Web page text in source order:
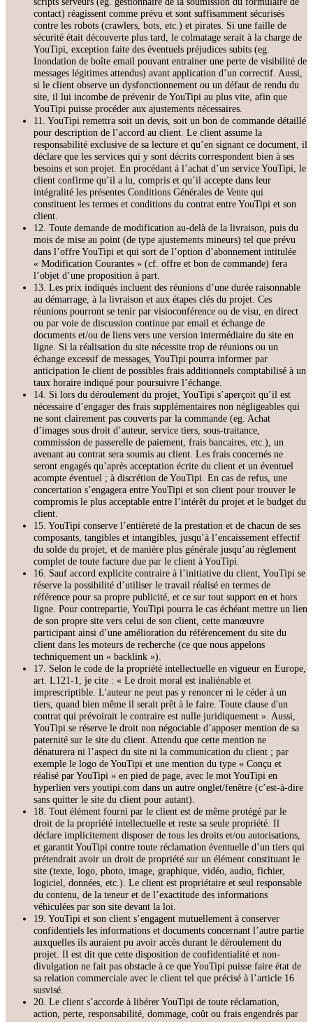
contact) réagissent comme prévu et sont suffisamment sécurisés
contre les robots (crawlers, bots, etc.) et pirates. Si une faille de
sécurité était découverte plus tard, le colmatage serait à la charge de
YouTipi, exception faite des éventuels préjudices subits (eg.
Inondation de boîte email pouvant entrainer une perte de visibilité de
messages légitimes attendus) avant application d’un correctif. Aussi,
si le client observe un dysfonctionnement ou un défaut de rendu du
site, il lui incombe de prévenir de YouTipi au plus vite, afin que
YouTipi puisse procéder aux ajustements nécessaires.
11. YouTipi remettra soit un devis, soit un bon de commande détaillé
pour description de l’accord au client. Le client assume la
responsabilité exclusive de sa lecture et qu’en signant ce document, il
déclare que les services qui y sont décrits correspondent bien à ses
besoins et son projet. En procédant à l’achat d’un service YouTipi, le
client confirme qu’il a lu, compris et qu’il accepte dans leur
intégralité les présentes Conditions Générales de Vente qui
constituent les termes et conditions du contrat entre YouTipi et son
client.
12. Toute demande de modification au-delà de la livraison, puis du
mois de mise au point (de type ajustements mineurs) tel que prévu
dans l’offre YouTipi et qui sort de l’option d’abonnement intitulée
« Modification Courantes » (cf. offre et bon de commande) fera
l’objet d’une proposition à part.
13. Les prix indiqués incluent des réunions d’une durée raisonnable
au démarrage, à la livraison et aux étapes clés du projet. Ces
réunions pourront se tenir par visioconférence ou de visu, en direct
ou par voie de discussion continue par email et échange de
documents et/ou de liens vers une version intermédiaire du site en
ligne. Si la réalisation du site nécessite trop de réunions ou un
échange excessif de messages, YouTipi pourra informer par
anticipation le client de possibles frais additionnels comptabilisé à un
taux horaire indiqué pour poursuivre l’échange.
14. Si lors du déroulement du projet, YouTipi s’aperçoit qu’il est
nécessaire d’engager des frais supplémentaires non négligeables qui
ne sont clairement pas couverts par la commande (eg. Achat
d’images sous droit d’auteur, service tiers, sous-traitance,
commission de passerelle de paiement, frais bancaires, etc.), un
avenant au contrat sera soumis au client. Les frais concernés ne
seront engagés qu’après acceptation écrite du client et un éventuel
acompte éventuel ; à discrétion de YouTipi. En cas de refus, une
concertation s’engagera entre YouTipi et son client pour trouver le
compromis le plus acceptable entre l’intérêt du projet et le budget du
client.
15. YouTipi conserve l’entièreté de la prestation et de chacun de ses
composants, tangibles et intangibles, jusqu’à l’encaissement effectif
du solde du projet, et de manière plus générale jusqu’au règlement
complet de toute facture due par le client à YouTipi.
16. Sauf accord explicite contraire à l’initiative du client, YouTipi se
réserve la possibilité d’utiliser le travail réalisé en termes de
référence pour sa propre publicité, et ce sur tout support en et hors
ligne. Pour contrepartie, YouTipi pourra le cas échéant mettre un lien
de son propre site vers celui de son client, cette manœuvre
participant ainsi d’une amélioration du référencement du site du
client dans les moteurs de recherche (ce que nous appelons
techniquement un « backlink »).
17. Selon le code de la propriété intellectuelle en vigueur en Europe,
art. L121-1, je cite : « Le droit moral est inaliénable et
imprescriptible. L'auteur ne peut pas y renoncer ni le céder à un
tiers, quand bien même il serait prêt à le faire. Toute clause d'un
contrat qui prévoirait le contraire est nulle juridiquement ». Aussi,
YouTipi se réserve le droit non négociable d’apposer mention de sa
paternité sur le site du client. Attendu que cette mention ne
dénaturera ni l’aspect du site ni la communication du client ; par
exemple le logo de YouTipi et une mention du type « Conçu et
réalisé par YouTipi » en pied de page, avec le mot YouTipi en
hyperlien vers youtipi.com dans un autre onglet/fenêtre (c’est-à-dire
sans quitter le site du client pour autant).
18. Tout élément fourni par le client est de même protégé par le
droit de la propriété intellectuelle et reste sa seule propriété. Il
déclare implicitement disposer de tous les droits et/ou autorisations,
et garantit YouTipi contre toute réclamation éventuelle d’un tiers qui
prétendrait avoir un droit de propriété sur un élément constituant le
site (texte, logo, photo, image, graphique, vidéo, audio, fichier,
logiciel, données, etc.). Le client est propriétaire et seul responsable
du contenu, de la teneur et de l’exactitude des informations
véhiculées par son site devant la loi.
19. YouTipi et son client s’engagent mutuellement à conserver
confidentiels les informations et documents concernant l’autre partie
auxquelles ils auraient pu avoir accès durant le déroulement du
projet. Il est dit que cette disposition de confidentialité et non-
divulgation ne fait pas obstacle à ce que YouTipi puisse faire état de
sa relation commerciale avec le client tel que précisé à l’article 16
susvisé.
20. Le client s’accorde à libérer YouTipi de toute réclamation,
action, perte, responsabilité, dommage, coût ou frais engendrés par